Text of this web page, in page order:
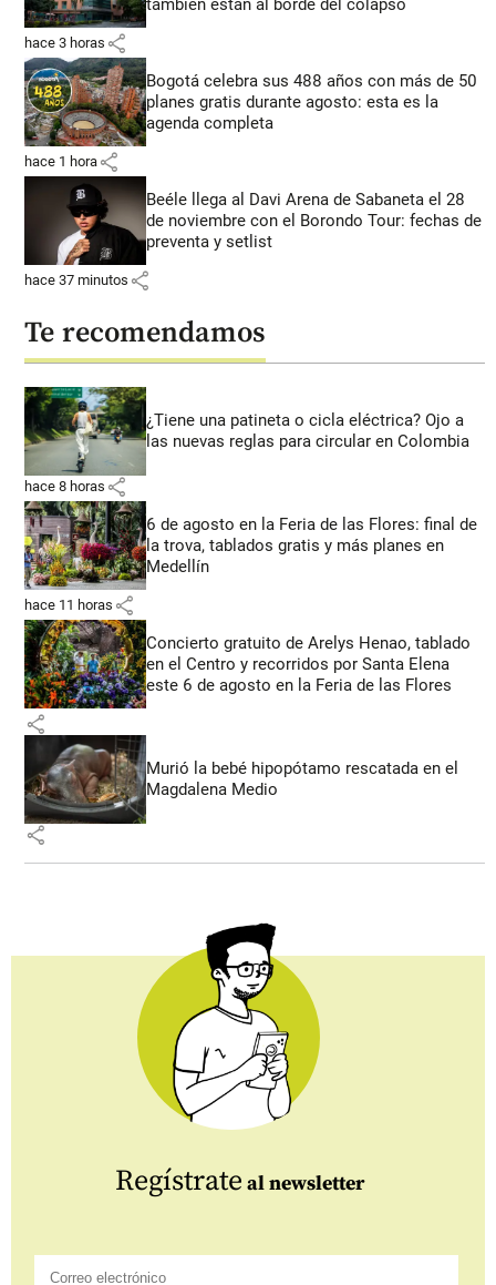
también están al borde del colapso
hace 3 horas share
Bogotá celebra sus 488 años con más de 50
planes gratis durante agosto: esta es la
agenda completa
hace 1 hora share
Beéle llega al Davi Arena de Sabaneta el 28
de noviembre con el Borondo Tour: fechas de
preventa y setlist
hace 37 minutos share
Te recomendamos
¿Tiene una patineta o cicla eléctrica? Ojo a
las nuevas reglas para circular en Colombia
hace 8 horas share
6 de agosto en la Feria de las Flores: final de
la trova, tablados gratis y más planes en
Medellín
hace 11 horas share
Concierto gratuito de Arelys Henao, tablado
en el Centro y recorridos por Santa Elena
este 6 de agosto en la Feria de las Flores
share
Murió la bebé hipopótamo rescatada en el
Magdalena Medio
share
Regístrate al newsletter